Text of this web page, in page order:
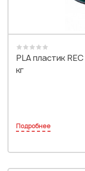
PLA пластик
кг
Подробнее